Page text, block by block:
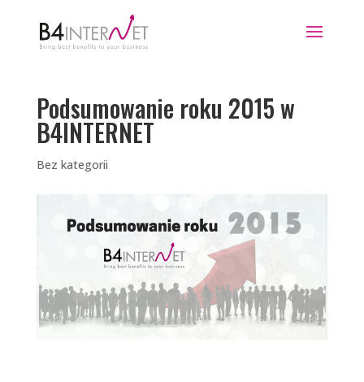
Podsumowanie roku 2015 w
B4INTERNET
Bez kategorii